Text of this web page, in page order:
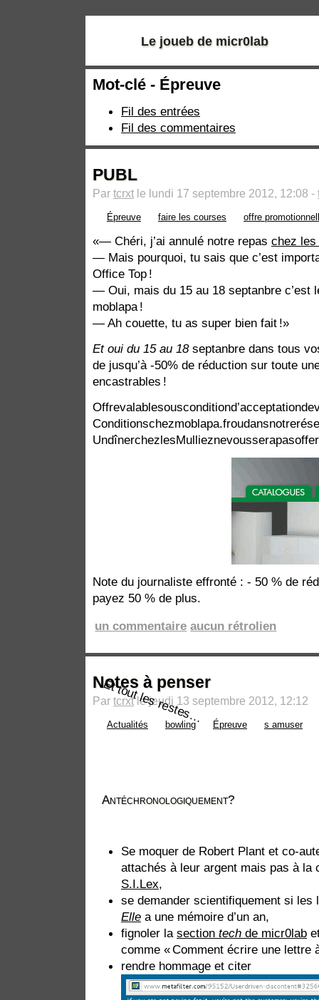
Le joueb de micr0lab
Mot-clé - Épreuve
Fil des entrées
Fil des commentaires
PUBL
Par tcrxt le lundi 17 septembre 2012, 12:08 -
Épreuve faire les courses offre
— Chéri, j’ai annulé notre repas chez
— Mais pourquoi, tu sais que c’est
Office Top !
— Oui, mais du 15 au 18 septanbre c’est
moblapa !
— Ah couette, tu as super bien fait !
Et oui du 15 au 18 septanbre dans tous
de jusqu’à -50% de réduction sur toute
encastrables !
Note du journaliste effronté : - 50 % de
payez 50 % de plus.
un commentaire aucun rétrolien
Notes à penser
Par tcrxtle jeudi 13 septembre 2012, 12:12
Actualités bowling Épreuve s amuser
Et tout les restes…
Antéchronologiquement?
Se moquer de Robert Plant et co-
attachés à leur argent mais pas à la
S.I.Lex,
se demander scientifiquement si
Elle a une mémoire d’un an,
fignoler la section tech de micr0lab
comme « Comment écrire une lettre
rendre hommage et citer